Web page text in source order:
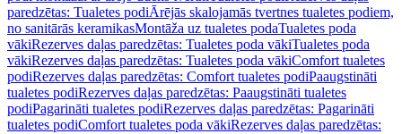
paredzētas: Tualetes podiĀrējās skalojamās tvertnes tualetes podiem,
no sanitārās keramikasMontāža uz tualetes podaTualetes poda
vākiRezerves daļas paredzētas: Tualetes poda vākiTualetes poda
vākiRezerves daļas paredzētas: Tualetes poda vākiComfort tualetes
podiRezerves daļas paredzētas: Comfort tualetes podiPaaugstināti
tualetes podiRezerves daļas paredzētas: Paaugstināti tualetes
podiPagarināti tualetes podiRezerves daļas paredzētas: Pagarināti
tualetes podiComfort tualetes poda vākiRezerves daļas paredzētas: